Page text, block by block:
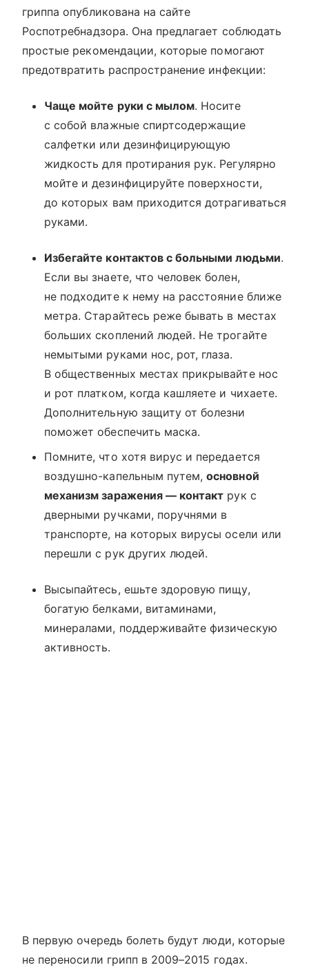
гриппа опубликована на сайте
Роспотребнадзора. Она предлагает соблюдать
простые рекомендации, которые помогают
предотвратить распространение инфекции:
Чаще мойте руки с мылом. Носите
с собой влажные спиртсодержащие
салфетки или дезинфицирующую
жидкость для протирания рук. Регулярно
мойте и дезинфицируйте поверхности,
до которых вам приходится дотрагиваться
руками.
Избегайте контактов с больными людьми.
Если вы знаете, что человек болен,
не подходите к нему на расстояние ближе
метра. Старайтесь реже бывать в местах
больших скоплений людей. Не трогайте
немытыми руками нос, рот, глаза.
В общественных местах прикрывайте нос
и рот платком, когда кашляете и чихаете.
Дополнительную защиту от болезни
поможет обеспечить маска.
Помните, что хотя вирус и передается
воздушно-капельным путем,основной
механизм заражения — контакт рук с
дверными ручками, поручнями в
транспорте, на которых вирусы осели или
перешли с рук других людей.
Высыпайтесь, ешьте здоровую пищу,
богатую белками, витаминами,
минералами, поддерживайте физическую
активность.
В первую очередь болеть будут люди, которые
не переносили грипп в 2009–2015 годах.